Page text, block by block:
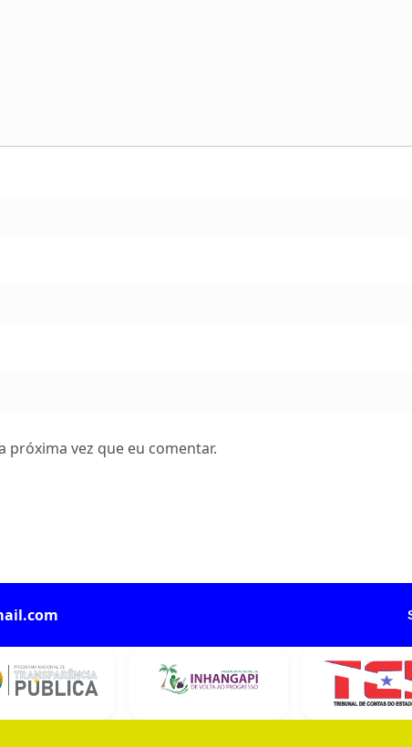
próxima vez que eu comentar.